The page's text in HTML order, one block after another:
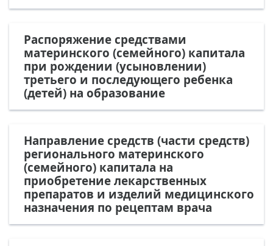
Распоряжение средствами
материнского (семейного) капитала
при рождении (усыновлении)
третьего и последующего ребенка
(детей) на образование
Направление средств (части средств)
регионального материнского
(семейного) капитала на
приобретение лекарственных
препаратов и изделий медицинского
назначения по рецептам врача